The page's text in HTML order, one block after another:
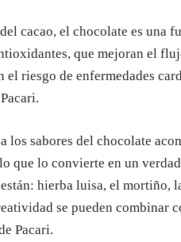
cacao, el chocolate es una
que mejoran el
riesgo de enfermedades
sabores del chocolate
que lo convierte en un
hierba luisa, el mortiño,
se pueden combinar
Pacari.